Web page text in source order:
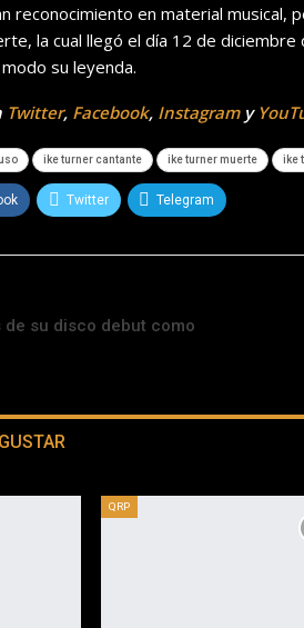
reconocimiento en material musical,
la cual llegó el día 12 de
su leyenda.
Twitter, Facebook, Instagramy
ike turner cantante ike turner muerte ike
Twitter Telegram
su disco debut como
QRP